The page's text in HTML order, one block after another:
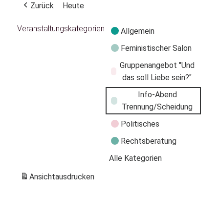
Zurück
Heute
Veranstaltungskategorien
Allgemein
Feministischer Salon
Gruppenangebot "Und
das soll Liebe sein?"
Info-Abend
Trennung/Scheidung
Politisches
Rechtsberatung
Alle Kategorien
Ansichtausdrucken